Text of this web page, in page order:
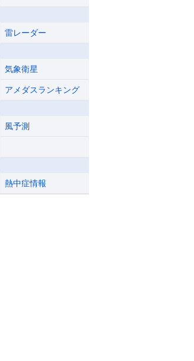
雷レーダー
気象衛星
アメダスランキング
風予測
熱中症情報